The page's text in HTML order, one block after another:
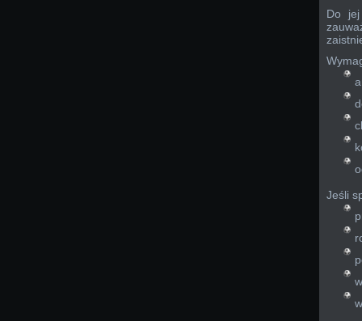
Do jej
Jeśli